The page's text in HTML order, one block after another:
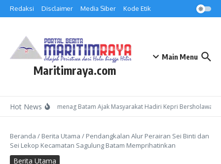
Lewati ke konten
Redaksi Disclaimer Media Siber Kode Etik
Maritimraya.com
Main Menu
Hot NewsKepala Kemenag Batam Ajak Masyarakat Hadiri Kepri Bersholawat 3
Beranda / Berita Utama / Pendangkalan Alur Perairan Sei Binti dan
Sei Lekop Kecamatan Sagulung Batam Memprihatinkan
Berita Utama